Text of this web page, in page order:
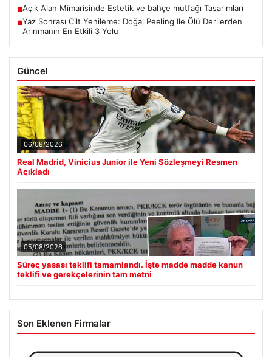
■Açık Alan Mimarisinde Estetik ve bahçe mutfağı Tasarımları
■Yaz Sonrası Cilt Yenileme: Doğal Peeling Ile Ölü Derilerden
Arınmanın En Etkili 3 Yolu
Güncel
06/08/2026
Real Madrid, Vinicius Junior ile Yeni Sözleşmeyi Resmen
Açıkladı
05/08/2026
Süreç yasası teklifi tamamlandı. İşte madde madde kanun
teklifi ve gerekçelerinin tam metni
Son Eklenen Firmalar